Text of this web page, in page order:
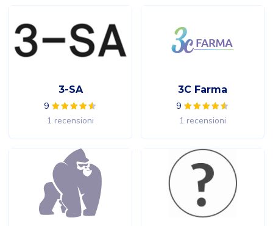
3-SA
9
1 recensioni
3C Farma
9
1 recensioni